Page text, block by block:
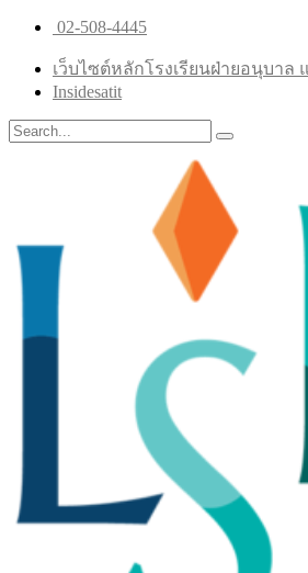
02-508-4445
เว็บไซต์หลักโรงเรียนฝ่ายอนุบาล
Insidesatit